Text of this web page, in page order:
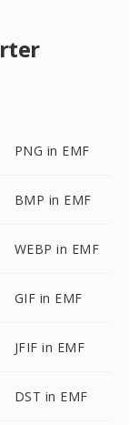
PNG in EMF
BMP in EMF
WEBP in EMF
GIF in EMF
JFIF in EMF
DST in EMF